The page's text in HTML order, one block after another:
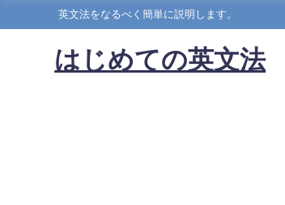
英文法をなるべく簡単に説明します。
はじめての英文法